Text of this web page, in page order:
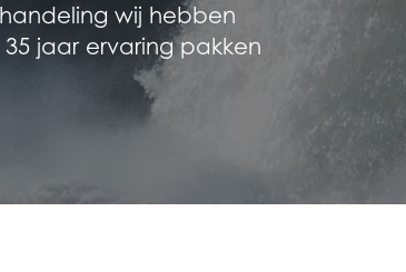
wij hebben
jaar ervaring pakken